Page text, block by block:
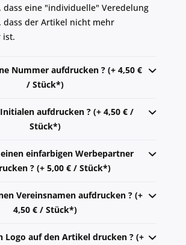
dass eine "individuelle" Veredelung
dass der Artikel nicht mehr
ist.
Nummer aufdrucken ? (+ 4,50 €
/ Stück*)
aufdrucken ? (+ 4,50 € /
Stück*)
einfarbigen Werbepartner
? (+ 5,00 € / Stück*)
Vereinsnamen aufdrucken ? (+
4,50 € / Stück*)
Logo auf den Artikel drucken ? (+